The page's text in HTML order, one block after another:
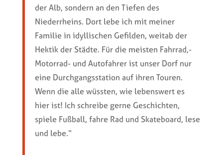
der Alb, sondern an den Tiefen des
Niederrheins. Dort lebe ich mit meiner
Familie in idyllischen Gefilden, weitab der
Hektik der Städte. Für die meisten Fahrrad,-
Motorrad- und Autofahrer ist unser Dorf nur
eine Durchgangsstation auf ihren Touren.
Wenn die alle wüssten, wie lebenswert es
hier ist! Ich schreibe gerne Geschichten,
spiele Fußball, fahre Rad und Skateboard, lese
und lebe.“